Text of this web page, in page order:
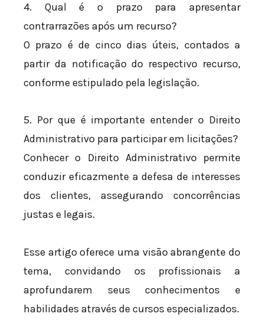
4. Qual é o prazo para apresentar
contrarrazões após um recurso?
O prazo é de cinco dias úteis, contados a
partir da notificação do respectivo recurso,
conforme estipulado pela legislação.
5. Por que é importante entender o Direito
Administrativo para participar em licitações?
Conhecer o Direito Administrativo permite
conduzir eficazmente a defesa de interesses
dos clientes, assegurando concorrências
justas e legais.
Esse artigo oferece uma visão abrangente do
tema, convidando os profissionais a
aprofundarem seus conhecimentos e
habilidades através de cursos especializados.